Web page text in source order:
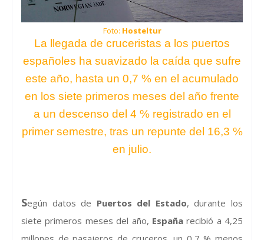
Foto: Hosteltur
La llegada de cruceristas a los puertos
españoles ha suavizado la caída que sufre
este año, hasta un 0,7 % en el acumulado
en los siete primeros meses del año frente
a un descenso del 4 % registrado en el
primer semestre, tras un repunte del 16,3 %
en julio.
Según datos de Puertos del Estado, durante los
siete primeros meses del año, Españarecibió a 4,25